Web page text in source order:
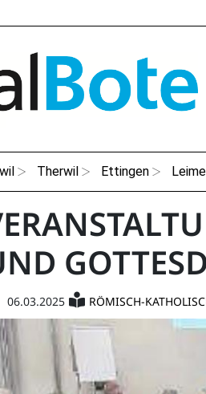
Therwil Ettingen
06.03.2025 RÖMISCH-